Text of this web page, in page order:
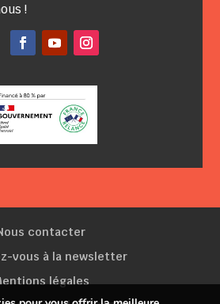
!
contacter
vous à la newsletter
légales